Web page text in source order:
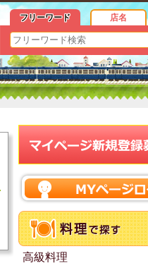
フリーワード 店名
高級料理